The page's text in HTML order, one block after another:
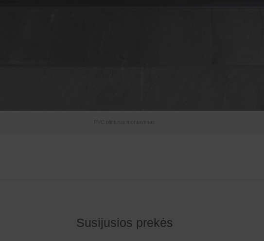
Susijusios prekės